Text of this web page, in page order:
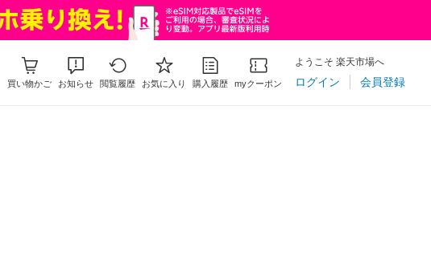
買い物かご お知らせ 閲覧履歴 お気に入り 購入履歴 myクーポン
ようこそ 楽天市場へ
ログイン 会員登録